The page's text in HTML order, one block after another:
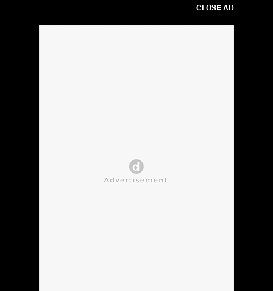
CLOSE AD